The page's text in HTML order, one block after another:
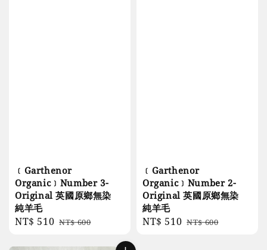
﹝Garthenor
Organic﹞Number 3-
Original 英國原鄉無染
純羊毛
Sale
NT$ 510 Regular
NT$ 600
﹝Garthenor
Organic﹞Number 2-
Original 英國原鄉無染
純羊毛
Sale
NT$ 510 Regular
NT$ 600